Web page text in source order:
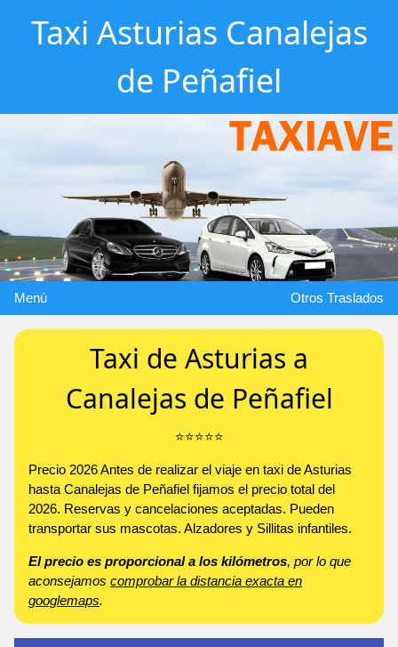
Taxi Asturias Canalejas
de Peñafiel
Menú Otros Traslados
Taxi de Asturias a
Canalejas de Peñafiel
⭐️⭐️⭐️⭐️⭐️
Precio 2026 Antes de realizar el viaje en taxi de Asturias
hasta Canalejas de Peñafiel fijamos el precio total del
2026. Reservas y cancelaciones aceptadas. Pueden
transportar sus mascotas. Alzadores y Sillitas infantiles.
El precio es proporcional a los kilómetros, por lo que
aconsejamos comprobar la distancia exacta en
googlemaps.